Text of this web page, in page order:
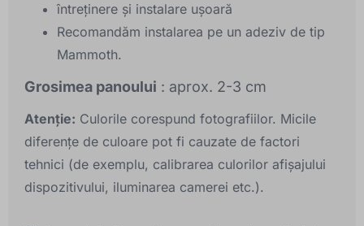
întreținere și instalare ușoară
Recomandăm instalarea pe un adeziv de tip
Mammoth.
Grosimea panoului : aprox. 2-3 cm
Atenție: Culorile corespund fotografiilor. Micile
diferențe de culoare pot fi cauzate de factori
tehnici (de exemplu, calibrarea culorilor afișajului
dispozitivului, iluminarea camerei etc.).